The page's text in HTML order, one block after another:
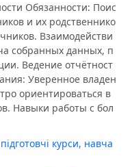
Обязанности: Поис
и их родственнико
Взаимодействи
собранных данных, п
Ведение отчётност
Уверенное владен
ориентироваться в
Навыки работы с бол
курси, навча